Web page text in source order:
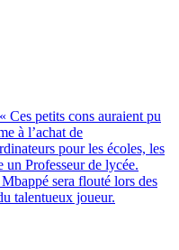
Ces petits cons auraient pu
à l’achat de
pour les écoles, les
un Professeur de lycée.
sera flouté lors des
talentueux joueur.